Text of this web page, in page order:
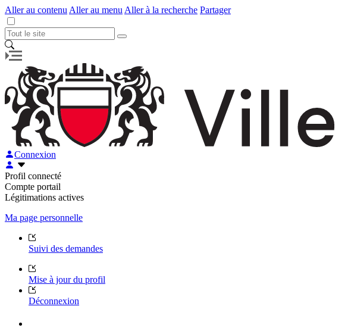
Aller au contenu Aller au menu Aller à la recherche Partager
Connexion
Profil connecté
Compte portail
Légitimations actives
Ma page personnelle
Suivi des demandes
Mise à jour du profil
Déconnexion